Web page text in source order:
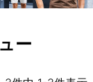
ー